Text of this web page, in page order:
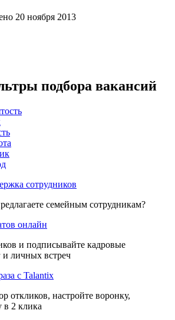
20 ноября 2013
подбора вакансий
сотрудников
семейным сотрудникам?
онлайн
и подписывайте кадровые
и личных встреч
с Talantix
откликов, настройте воронку,
в 2 клика